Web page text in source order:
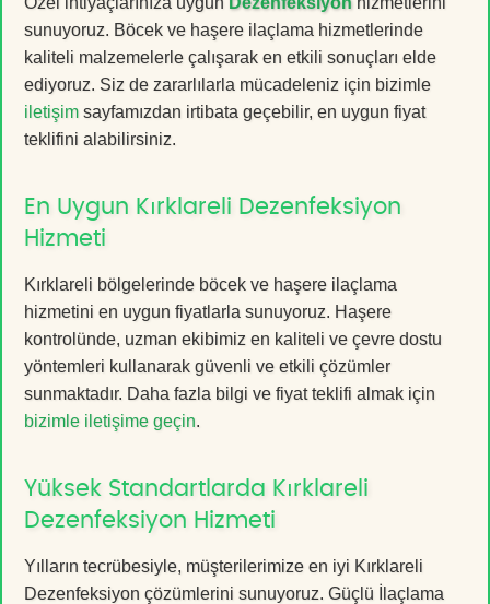
sunuyoruz. Böcek ve haşere ilaçlama hizmetlerinde
kaliteli malzemelerle çalışarak en etkili sonuçları elde
ediyoruz. Siz de zararlılarla mücadeleniz için bizimle
iletişim sayfamızdan irtibata geçebilir, en uygun fiyat
teklifini alabilirsiniz.
En Uygun Kırklareli Dezenfeksiyon
Hizmeti
Kırklareli bölgelerinde böcek ve haşere ilaçlama
hizmetini en uygun fiyatlarla sunuyoruz. Haşere
kontrolünde, uzman ekibimiz en kaliteli ve çevre dostu
yöntemleri kullanarak güvenli ve etkili çözümler
sunmaktadır. Daha fazla bilgi ve fiyat teklifi almak için
bizimle iletişime geçin.
Yüksek Standartlarda Kırklareli
Dezenfeksiyon Hizmeti
Yılların tecrübesiyle, müşterilerimize en iyi Kırklareli
Dezenfeksiyon çözümlerini sunuyoruz. Güçlü İlaçlama